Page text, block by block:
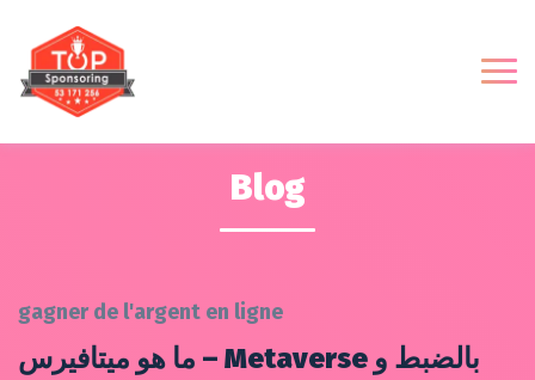
Blog
gagner de l'argent en ligne
ما هو ميتافيرس – Metaverse بالضبط و